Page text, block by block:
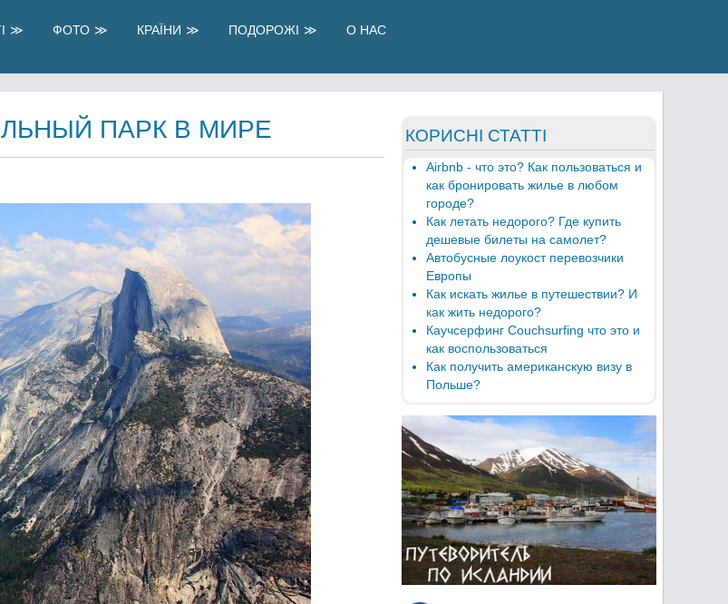
ФОТО КРАЇНИ ПОДОРОЖІ О НАС
ПАРК В МИРЕ КОРИСНІ СТАТТІ
Airbnb - что это? Как пользоваться и
как бронировать жилье в любом
городе?
Как летать недорого? Где купить
дешевые билеты на самолет?
Автобусные лоукост перевозчики
Европы
Как искать жилье в путешествии? И
как жить недорого?
Каучсерфинг Couchsurfing что это и
как воспользоваться
Как получить американскую визу в
Польше?